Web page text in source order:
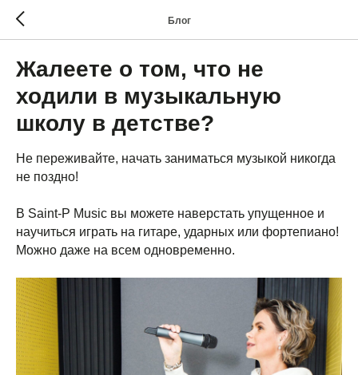
Блог
Жалеете о том, что не
ходили в музыкальную
школу в детстве?
Не переживайте, начать заниматься музыкой никогда
не поздно!
В Saint-P Music вы можете наверстать упущенное и
научиться играть на гитаре, ударных или фортепиано!
Можно даже на всем одновременно.